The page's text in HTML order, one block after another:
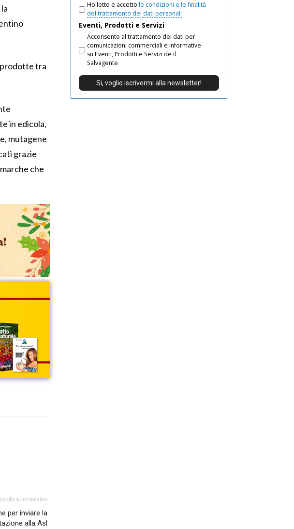
tra
in edicola,
mutagene
grazie
che
successivo
per inviare la
alla Asl
Ho letto e accetto le condizioni e le finalità
del trattamento dei dati personali
Eventi, Prodotti e Servizi
Acconsento al trattamento dei dati per
comunicazioni commerciali e informative
su Eventi, Prodotti e Servizi de il
Salvagente